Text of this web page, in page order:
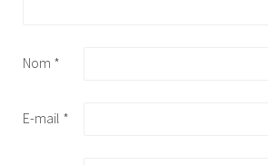
Nom *
E-mail *